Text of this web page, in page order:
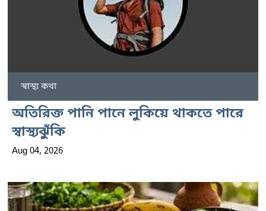
স্বাস্থ্য কথা
অতিরিক্ত পানি পানে লুকিয়ে থাকতে পারে
স্বাস্থ্যঝুঁকি
Aug 04, 2026